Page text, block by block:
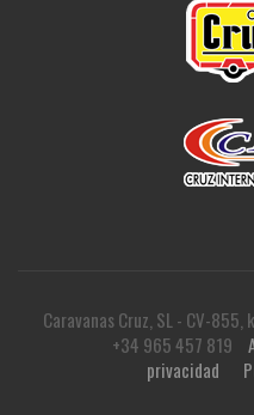
Caravanas Cruz, SL - CV-855,
+34 965 457 819
privacidad